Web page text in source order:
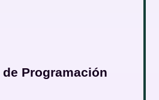
Programación